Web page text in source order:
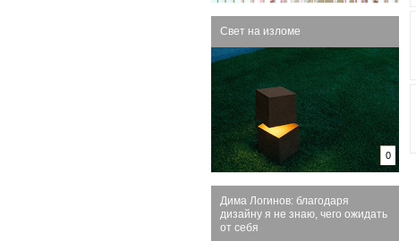
Свет на изломе
0
Дима Логинов: благодаря
дизайну я не знаю, чего ожидать
от себя